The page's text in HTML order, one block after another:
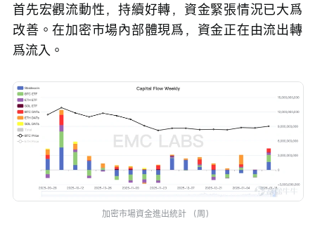
首先宏觀流動性，持續好轉，資金緊張情況已大爲
改善。在加密市場內部體現爲，資金正在由流出轉
爲流入。
加密市場資金進出統計 （周）